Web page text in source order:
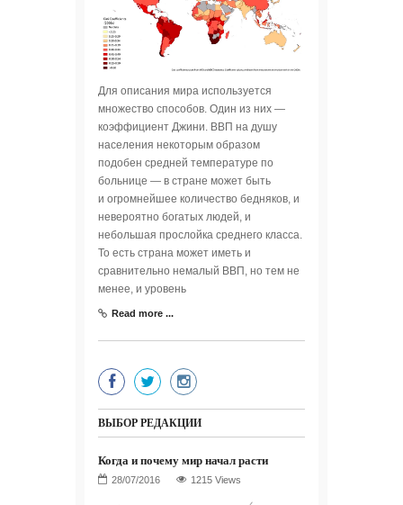
Для описания мира используется
множество способов. Один из них —
коэффициент Джини. ВВП на душу
населения некоторым образом
подобен средней температуре по
больнице — в стране может быть
и огромнейшее количество бедняков, и
невероятно богатых людей, и
небольшая прослойка среднего класса.
То есть страна может иметь и
сравнительно немалый ВВП, но тем не
менее, и уровень
Read more ...
ВЫБОР РЕДАКЦИИ
Когда и почему мир начал расти
1215 Views